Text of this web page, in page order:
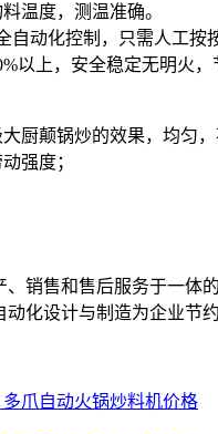
温度，测温准确。
动化控制，只需人工按
以上，安全稳定无明火，
厨颠锅炒的效果，均匀，
强度；
售和售后服务于一体
化设计与制造为企业节
爪自动火锅炒料机价格